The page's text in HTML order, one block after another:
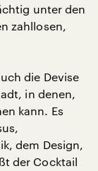
unter den
zahllosen,
die Devise
in denen,
kann. Es
dem Design,
der Cocktail